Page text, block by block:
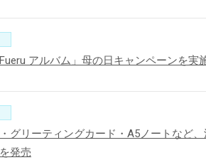
アルバム」母の日キャンペーンを実
グリーティングカード・A5ノートなど
発売